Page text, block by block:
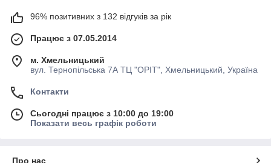
96% позитивних з 132 відгуків за рік
Працює з 07.05.2014
м. Хмельницький
вул. Тернопільська 7А ТЦ "ОРІТ", Хмельницький, Україна
Контакти
Сьогодні працює з 10:00 до 19:00
Показати весь графік роботи
Про нас